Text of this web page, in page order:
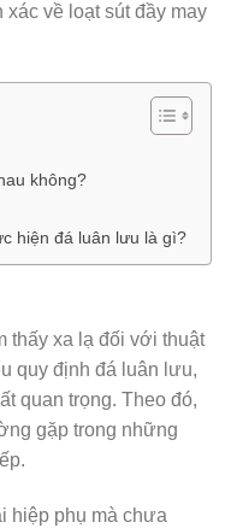
xác về loạt sút đầy may
không?
hiện đá luân lưu là gì?
thấy xa lạ đối với thuật
quy định đá luân lưu,
quan trọng. Theo đó,
gặp trong những
hiệp phụ mà chưa